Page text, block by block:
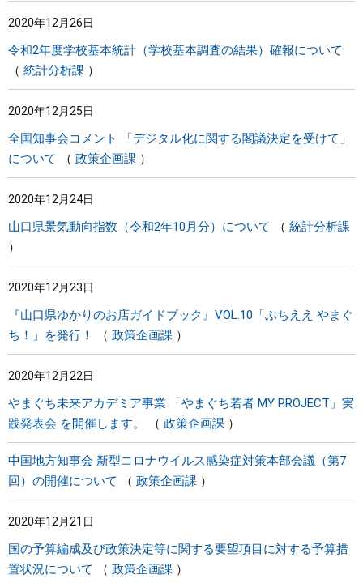
2020年12月26日
令和2年度学校基本統計（学校基本調査の結果）確報について
統計分析課
2020年12月25日
全国知事会コメント 「デジタル化に関する閣議決定を受けて」
について
政策企画課
2020年12月24日
山口県景気動向指数（令和2年10月分）について 統計分析課
2020年12月23日
『山口県ゆかりのお店ガイドブック』VOL.10「ぶちええ やまぐ
ち！」を発行！
政策企画課
2020年12月22日
やまぐち未来アカデミア事業 「やまぐち若者 MY PROJECT」実
践発表会 を開催します。
政策企画課
中国地方知事会 新型コロナウイルス感染症対策本部会議（第7
回）の開催について
政策企画課
2020年12月21日
国の予算編成及び政策決定等に関する要望項目に対する予算措
置状況について
政策企画課